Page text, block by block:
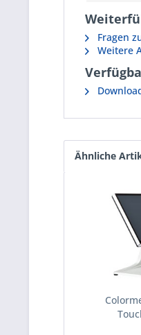
Fragen
Weitere
Ähnliche